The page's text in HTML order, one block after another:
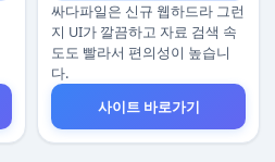
싸다파일은 신규 웹하드라 그런
지 UI가 깔끔하고 자료 검색 속
도도 빨라서 편의성이 높습니
다.
사이트 바로가기